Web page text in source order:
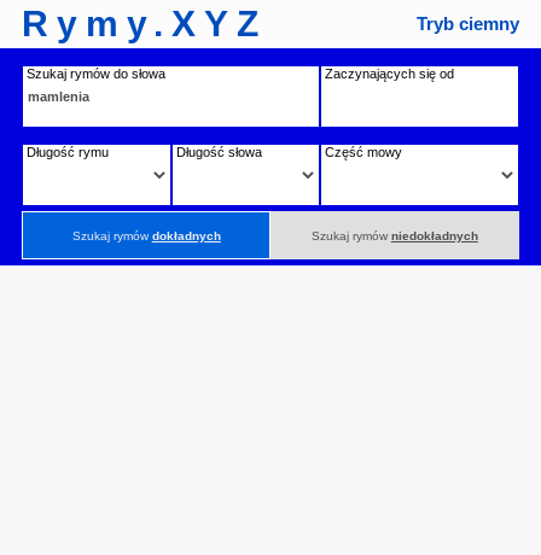
Rymy.XYZ Tryb ciemny
Szukaj rymów do słowa Zaczynających się od
Długość rymu Długość słowa Część mowy
Szukaj rymówdokładnych Szukaj rymów niedokładnych